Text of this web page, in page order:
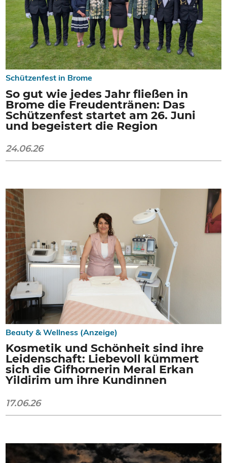
Schützenfest in Brome
So gut wie jedes Jahr fließen in
Brome die Freudentränen: Das
Schützenfest startet am 26. Juni
und begeistert die Region
24.06.26
Beauty & Wellness (Anzeige)
Kosmetik und Schönheit sind ihre
Leidenschaft: Liebevoll kümmert
sich die Gifhornerin Meral Erkan
Yildirim um ihre Kundinnen
17.06.26